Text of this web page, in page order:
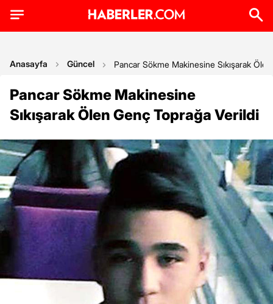
Anasayfa Güncel Pancar Sökme Makinesine Sıkışarak
Pancar Sökme Makinesine
Sıkışarak Ölen Genç Toprağa Verildi